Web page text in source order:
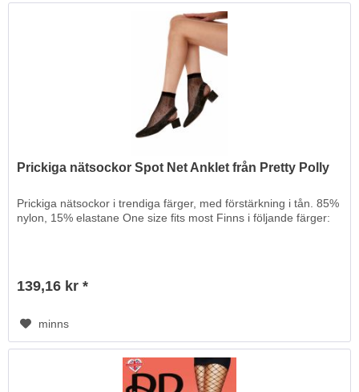
Prickiga nätsockor Spot Net Anklet från Pretty Polly
Prickiga nätsockor i trendiga färger, med förstärkning i tån. 85%
nylon, 15% elastane One size fits most Finns i följande färger:
139,16 kr *
minns